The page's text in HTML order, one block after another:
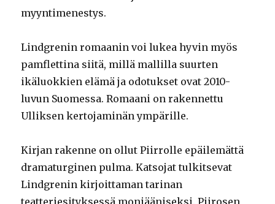
myyntimenestys.
Lindgrenin romaanin voi lukea hyvin myös
pamflettina siitä, millä mallilla suurten
ikäluokkien elämä ja odotukset ovat 2010-
luvun Suomessa. Romaani on rakennettu
Ulliksen kertojaminän ympärille.
Kirjan rakenne on ollut Piirrolle epäilemättä
dramaturginen pulma. Katsojat tulkitsevat
Lindgrenin kirjoittaman tarinan
teatteriesityksessä moniääniseksi. Piirosen